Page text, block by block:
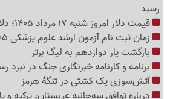
رسید
قیمت دلار امروز شنبه 17 مرداد 1405؛ دلار دوباره صعودی شد
زمان ثبت نام آزمون ارشد علوم پزشکی 1405 اعلام شد
بازگشت یار دوازدهم به لیگ برتر
برنامه و کارنامه خبرنگاری جنگ در نبرد
آتش‌سوزی یک کشتی در تنگهٔ هرمز
درباره توافق سه‌جانبه عربستان، ترکیه و